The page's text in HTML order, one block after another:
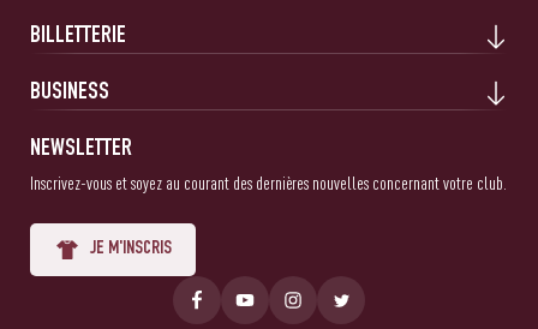
BILLETTERIE
BUSINESS
NEWSLETTER
Inscrivez-vous et soyez au courant des dernières nouvelles concernant votre club.
JE M'INSCRIS